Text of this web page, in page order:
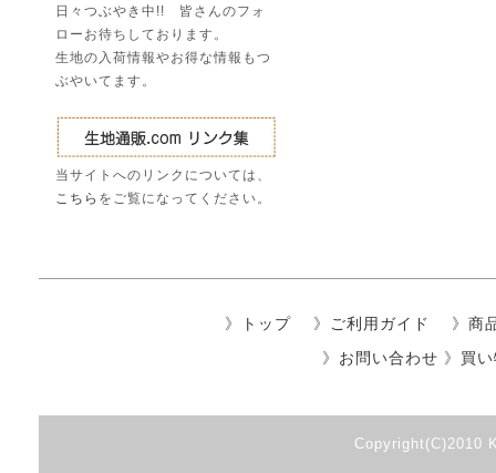
日々つぶやき中!! 皆さんのフォ
ローお待ちしております。
生地の入荷情報やお得な情報もつ
ぶやいてます。
当サイトへのリンクについては、
こちら をご覧になってください。
》 トップ》 ご利用ガイド 》 商
》 お問い合わせ 》 買
Copyright(C)2010